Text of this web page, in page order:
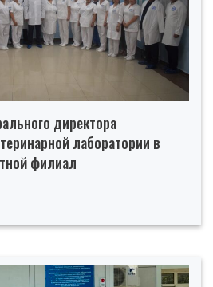
директора
лаборатории в
филиал